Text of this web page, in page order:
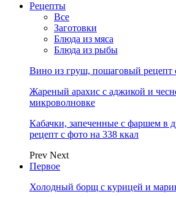
Рецепты
Все
Заготовки
Блюда из мяса
Блюда из рыбы
Вино из груш, пошаговый рецепт
Жареный арахис с аджикой и
микроволновке
Кабачки, запеченные с фаршем в
рецепт с фото на 338 ккал
Prev Next
Первое
Холодный борщ с курицей и